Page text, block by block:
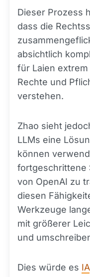
Dieser Prozess
dass die
absichtlich
für Laien
Rechte und
verstehen.
Zhao sieht
LLMs eine
können
fortgeschrittene
von OpenAI zu
diesen
Werkzeuge
mit größerer
und
Dies würde es IA